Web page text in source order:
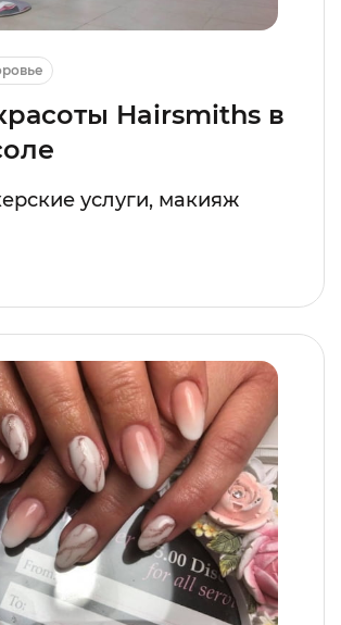
Hairsmiths в
услуги, макияж